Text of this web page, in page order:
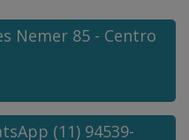
Nemer 85 - Centro
(11) 94539-